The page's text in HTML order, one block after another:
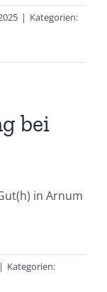
| Kategorien:
bei
in Arnum
| Kategorien: